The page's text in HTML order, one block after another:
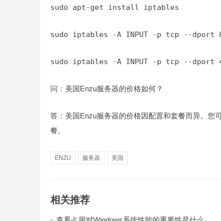
sudo apt-get install iptables
sudo iptables -A INPUT -p tcp --dport
sudo iptables -A INPUT -p tcp --dport
问：美国Enzu服务器的价格如何？
答：美国Enzu服务器的价格因配置和套餐而异。您
餐。
ENZU 服务器 美国
相关推荐